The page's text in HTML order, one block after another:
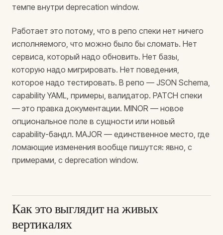
темпе внутри deprecation window.
Работает это потому, что в репо спеки нет ничего
исполняемого, что можно было бы сломать. Нет
сервиса, который надо обновить. Нет базы,
которую надо мигрировать. Нет поведения,
которое надо тестировать. В репо — JSON Schema,
capability YAML, примеры, валидатор. PATCH спеки
— это правка документации. MINOR — новое
опциональное поле в сущности или новый
capability-бандл. MAJOR — единственное место, где
ломающие изменения вообще пишутся: явно, с
примерами, с deprecation window.
Как это выглядит на живых
вертикалях